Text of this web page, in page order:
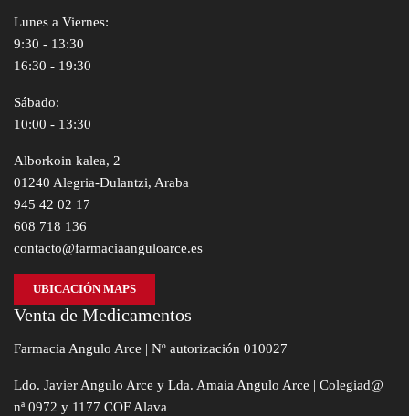
Lunes a Viernes:
9:30 - 13:30
16:30 - 19:30
Sábado:
10:00 - 13:30
Alborkoin kalea, 2
01240 Alegria-Dulantzi, Araba
945 42 02 17
608 718 136
contacto@farmaciaanguloarce.es
UBICACIÓN MAPS
Venta de Medicamentos
Farmacia Angulo Arce | Nº autorización 010027
Ldo. Javier Angulo Arce y Lda. Amaia Angulo Arce | Colegiad@
nª 0972 y 1177 COF Alava